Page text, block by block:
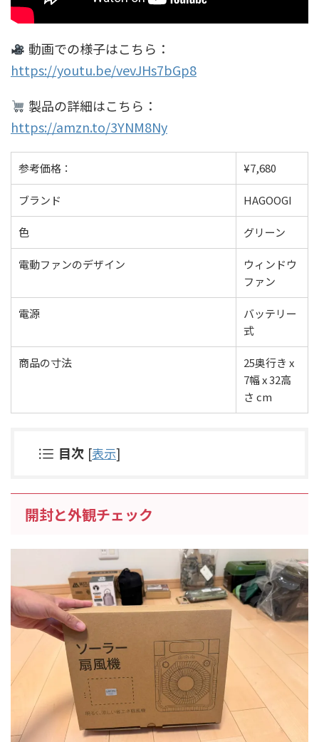
動画での様子はこちら：
https://youtu.be/vevJHs7bGp8
製品の詳細はこちら：
https://amzn.to/3YNM8Ny
参考価格： ¥7,680
ブランド HAGOOGI
色 グリーン
電動ファンのデザイン
ウィンドウ
ファン
電源
バッテリー
式
商品の寸法
25奥行き x
7幅 x 32高
さ cm
目次 [表示]
開封と外観チェック